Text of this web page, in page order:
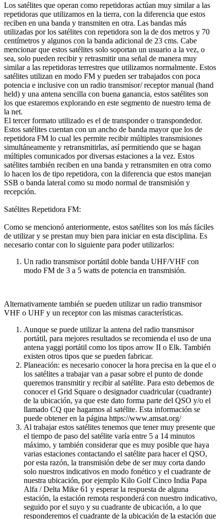
Los satélites que operan como repetidoras actúan muy similar a las
repetidoras que utilizamos en la tierra, con la diferencia que estos
reciben en una banda y transmiten en otra. Las bandas más
utilizadas por los satélites con repetidora son la de dos metros y 70
centímetros y algunos con la banda adicional de 23 cms. Cabe
mencionar que estos satélites solo soportan un usuario a la vez, o
sea, solo pueden recibir y retrasmitir una señal de manera muy
similar a las repetidoras terrestres que utilizamos normalmente. Estos
satélites utilizan en modo FM y pueden ser trabajados con poca
potencia e inclusive con un radio transmisor/ receptor manual (hand
held) y una antena sencilla con buena ganancia, estos satélites son
los que estaremos explorando en este segmento de nuestro tema de
la net.
El tercer formato utilizado es el de transponder o transpondedor.
Estos satélites cuentan con un ancho de banda mayor que los de
repetidora FM lo cual les permite recibir múltiples transmisiones
simultáneamente y retransmitirlas, así permitiendo que se hagan
múltiples comunicados por diversas estaciones a la vez. Estos
satélites también reciben en una banda y retransmiten en otra como
lo hacen los de tipo repetidora, con la diferencia que estos manejan
SSB o banda lateral como su modo normal de transmisión y
recepción.
Satélites Repetidora FM:
Como se mencionó anteriormente, estos satélites son los más fáciles
de utilizar y se prestan muy bien para iniciar en esta disciplina. Es
necesario contar con lo siguiente para poder utilizarlos:
Un radio transmisor portátil doble banda UHF/VHF con
modo FM de 3 a 5 watts de potencia en transmisión.
Alternativamente también se pueden utilizar un radio transmisor
VHF o UHF y un receptor con las mismas características.
Aunque se puede utilizar la antena del radio transmisor
portátil, para mejores resultados se recomienda el uso de una
antena yaggi portátil como los tipos arrow II o Elk. También
existen otros tipos que se pueden fabricar.
Planeación: es necesario conocer la hora precisa en la que el o
los satélites a trabajar van a pasar sobre el punto de donde
queremos transmitir y recibir al satélite. Para esto debemos de
conocer el Grid Square o designador cuadricular (cuadrante)
de la ubicación, ya que este dato forma parte del QSO y/o el
llamado CQ que hagamos al satélite. Esta información se
puede obtener en la página https://www.amsat.org/
Al trabajar estos satélites tenemos que tener muy presente que
el tiempo de paso del satélite varía entre 5 a 14 minutos
máximo, y también considerar que es muy posible que haya
varias estaciones contactando el satélite para hacer el QSO,
por esta razón, la transmisión debe de ser muy corta dando
solo nuestros indicativos en modo fonético y el cuadrante de
nuestra ubicación, por ejemplo Kilo Golf Cinco India Papa
Alfa / Delta Mike 61 y esperar la respuesta de alguna
estación, la estación remota responderá con nuestro indicativo,
seguido por el suyo y su cuadrante de ubicación, a lo que
responderemos el cuadrante de la ubicación de la estación que